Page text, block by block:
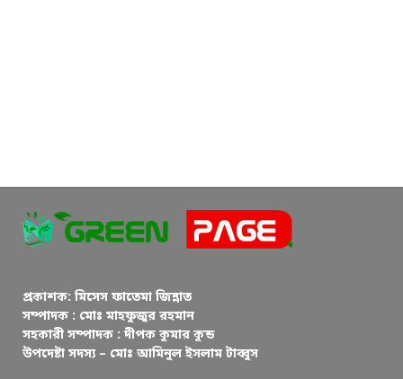
প্রকাশক: মিসেস ফাতেমা জিন্নাত
সম্পাদক : মোঃ মাহফুজুর রহমান
সহকারী সম্পাদক : দীপক কুমার কুন্ড
উপদেষ্টা সদস্য – মোঃ আমিনুল ইসলাম টাব্বুস